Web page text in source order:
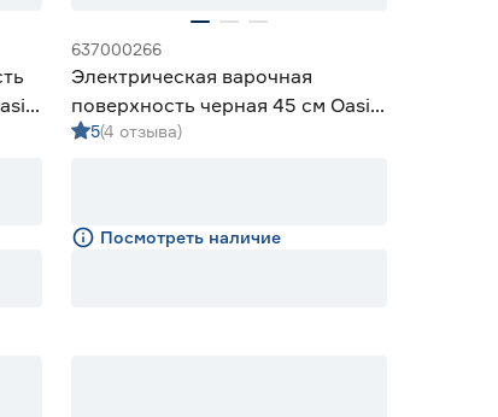
637000266
Электрическая варочная
поверхность черная 45 см Oasis
P‑3SB
5(4 отзыва)
Посмотреть наличие